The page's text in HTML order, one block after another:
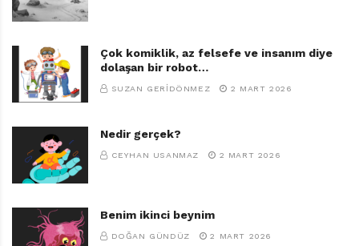
Çok komiklik, az felsefe ve insanım diye
dolaşan bir robot…
SUZAN GERIDÖNMEZ 2 MART 2026
Nedir gerçek?
CEYHAN USANMAZ 2 MART 2026
Benim ikinci beynim
DOĞAN GÜNDÜZ 2 MART 2026